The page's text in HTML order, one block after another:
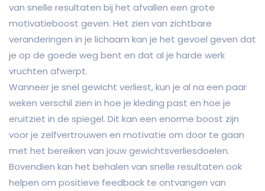
van snelle resultaten bij het afvallen een grote
motivatieboost geven. Het zien van zichtbare
veranderingen in je lichaam kan je het gevoel geven dat
je op de goede weg bent en dat al je harde werk
vruchten afwerpt.
Wanneer je snel gewicht verliest, kun je al na een paar
weken verschil zien in hoe je kleding past en hoe je
eruitziet in de spiegel. Dit kan een enorme boost zijn
voor je zelfvertrouwen en motivatie om door te gaan
met het bereiken van jouw gewichtsverliesdoelen.
Bovendien kan het behalen van snelle resultaten ook
helpen om positieve feedback te ontvangen van